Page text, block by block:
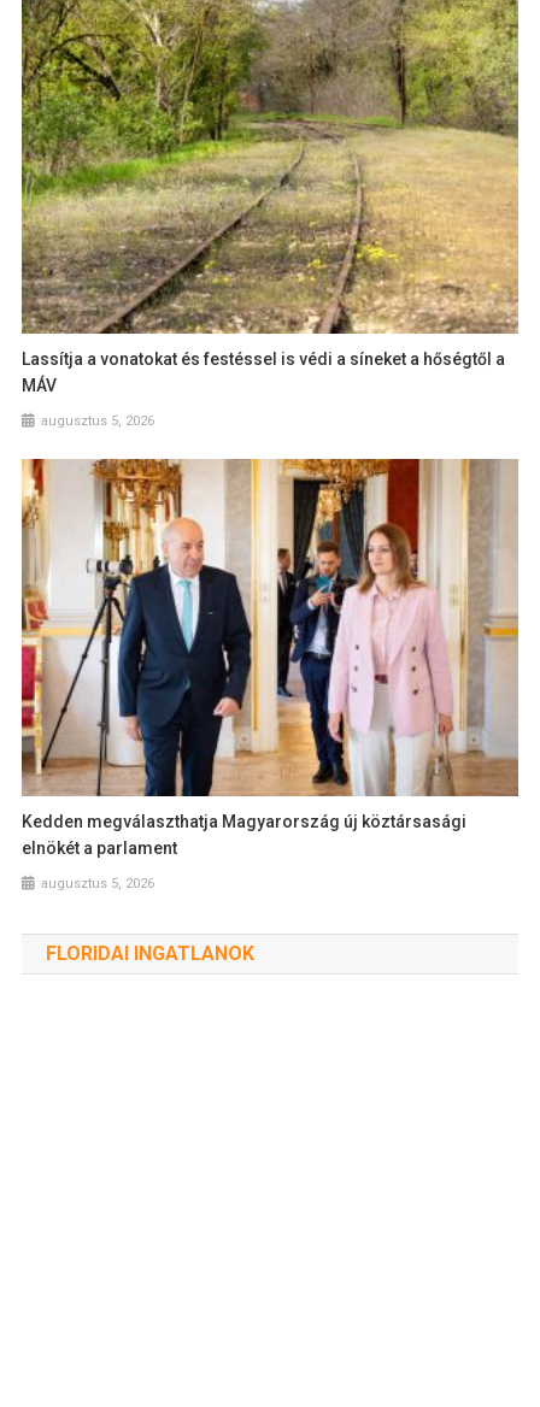
Lassítja a vonatokat és festéssel is védi a síneket a hőségtől a
MÁV
augusztus 5, 2026
Kedden megválaszthatja Magyarország új köztársasági
elnökét a parlament
augusztus 5, 2026
FLORIDAI INGATLANOK